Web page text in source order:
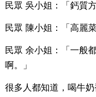
民眾 吳小姐：「鈣質
民眾 陳小姐：「高麗
民眾 余小姐：「一般
啊。」
很多人都知道，喝牛